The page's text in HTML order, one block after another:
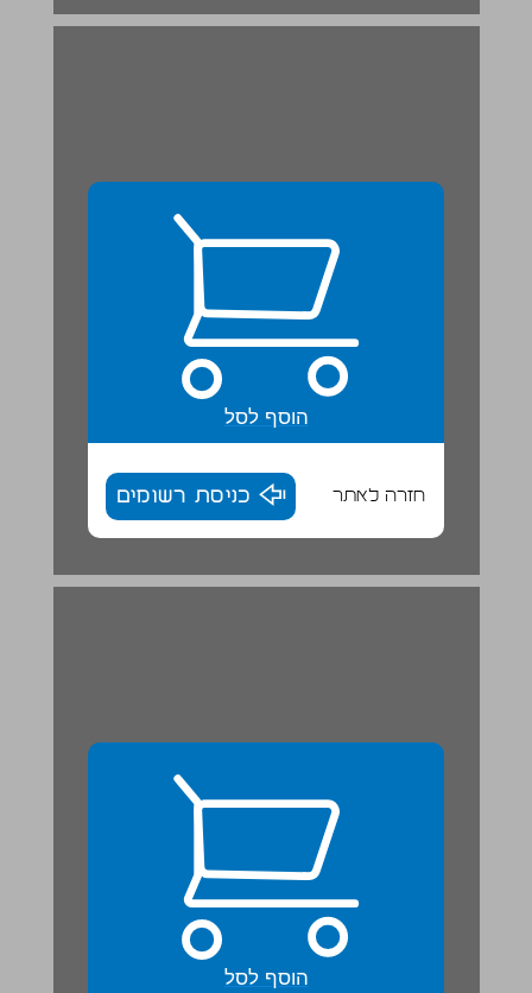
יהודה בהנהגת עזרא ונחמיה ... 18
הוסף לסל
חזרה לאתר כניסת רשומים
העולים מגדירים מחדש את זהותם היהודית ... 19
הוסף לסל